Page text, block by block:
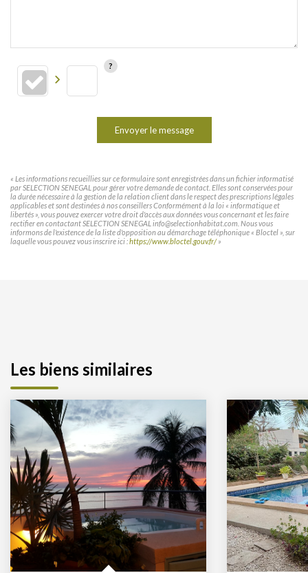
Envoyer le message
« Les informations recueillies sur ce formulaire sont enregistrées dans un fichier informatisé
par SELECTION SENEGAL pour gérer votre demande de contact. Elles sont conservées pour
la durée nécessaire à la gestion de la relation client dans le respect des prescriptions légales
applicables et sont destinées à nos conseillers Conformément à la loi « informatique et
libertés », vous pouvez exercer votre droit d'accès aux données vous concernant et les faire
rectifier en contactant SELECTION SENEGAL info@selectionhabitat.com. Nous vous
informons de l'existence de la liste d'opposition au démarchage téléphonique « Bloctel », sur
laquelle vous pouvez vous inscrire ici :https://www.bloctel.gouv.fr/»
Les biens similaires